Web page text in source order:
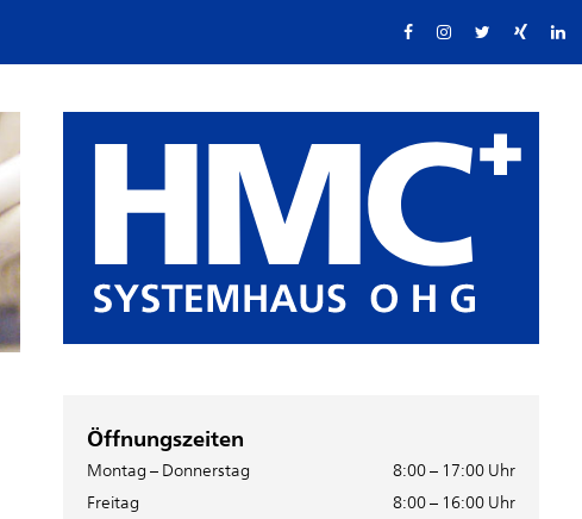
Öffnungszeiten
Montag – Donnerstag
8:00 – 17:00 Uhr
Freitag
8:00 – 16:00 Uhr